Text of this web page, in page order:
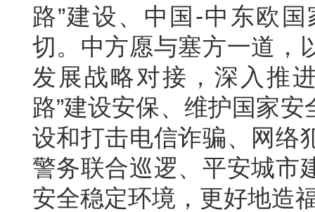
路”建设、中国-中东欧
切。中方愿与塞方一道，
发展战略对接，深入推
路”建设安保、维护国家
设和打击电信诈骗、网络
警务联合巡逻、平安城市
安全稳定环境，更好地造